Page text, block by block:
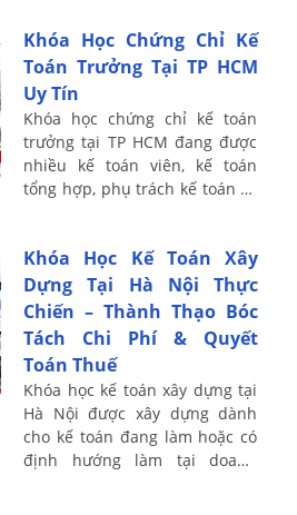
nghiệp ...
Khóa Học Chứng Chỉ Kế
Toán Trưởng Tại TP HCM
Uy Tín
Khóa học chứng chỉ kế toán
trưởng tại TP HCM đang được
nhiều kế toán viên, kế toán
tổng hợp, phụ trách kế toán và
– kế ...
Khóa Học Kế Toán Xây
Dựng Tại Hà Nội Thực
Chiến – Thành Thạo Bóc
Tách Chi Phí & Quyết
Toán Thuế
Khóa học kế toán xây dựng tại
Hà Nội được xây dựng dành
cho kế toán đang làm hoặc có
định hướng làm tại doanh